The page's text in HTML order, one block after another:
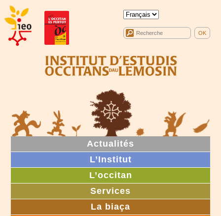
Actualités
L’Institut
L’occitan
Services
La biaça